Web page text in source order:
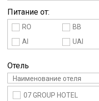
Сарыкамыш
Сиде
Стамбул
Фетхие
Эрзурум
Питание от:
RO
BB
AI
UAI
Отель
07 GROUP HOTEL